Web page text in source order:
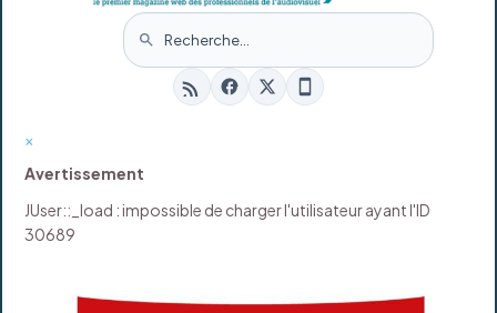
×
Avertissement
JUser::_load : impossible de charger l'utilisateur ayant l'ID
30689